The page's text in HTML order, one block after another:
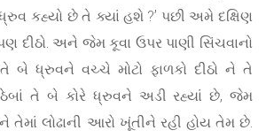
કહ્યો છે તે ક્યાં હશે ?’ પછી અમે દક્ષિણ
દીઠો. અને જેમ કૂવા ઉપર પાણી સિંચવાનો
બે ધ્રુવને વચ્ચે મોટો ફાળકો દીઠો ને તે
ઠેબાં તે બે કોરે ધ્રુવને અડી રહ્યાં છે, જેમ
તેમાં લોઢાની આરો ખૂંતીને રહી હોય તેમ છે.